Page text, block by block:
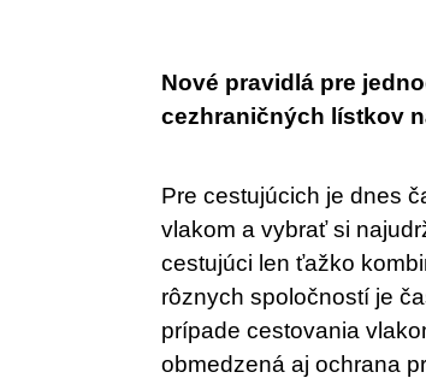
Nové pravidlá pre
cezhraničných lístkov
Pre cestujúcich je dnes
vlakom a vybrať si
cestujúci len ťažko
rôznych spoločností je
prípade cestovania
obmedzená aj ochrana